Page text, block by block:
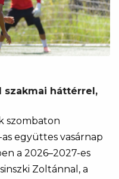
szakmai háttérrel,
szombaton
as együttes vasárnap
a 2026–2027-es
Zoltánnal, a